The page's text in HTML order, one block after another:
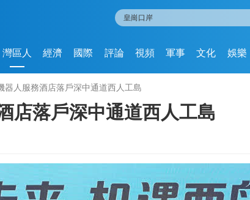
灣區人 經濟 國際 評論 視頻 軍事 文化 娛樂
器人服務酒店落戶深中通道西人工島
店落戶深中通道西人工島